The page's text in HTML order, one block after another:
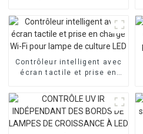
Contrôleur intelligent avec
écran tactile et prise en
culture LED